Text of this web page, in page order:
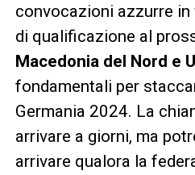
convocazioni azzurre
di qualificazione al
Macedonia del Nord e
fondamentali per
Germania 2024. La
arrivare a giorni, ma
arrivare qualora la